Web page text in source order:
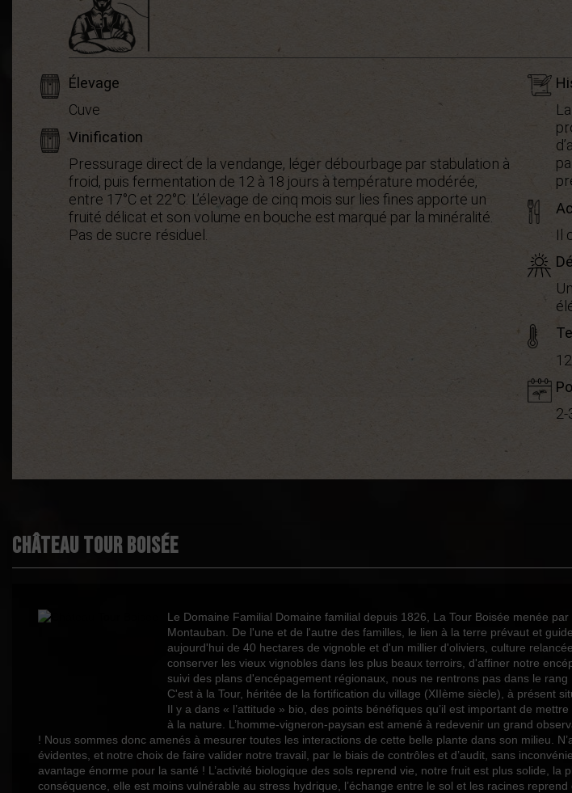
Élevage
Cuve
Vinification
Pressurage direct de la vendange, léger débourbage par stabulation à
froid, puis fermentation de 12 à 18 jours à température modérée,
entre 17°C et 22°C. L’élevage de cinq mois sur lies fines apporte un
fruité délicat et son volume en bouche est marqué par la minéralité.
Pas de sucre résiduel.
Il
2-
Épicé
Fruité
Blanc
2023
75cl
Château Tour Boisée
Le Domaine Familial Domaine familial depuis 1826, La Tour Boisée menée
Montauban. De l'une et de l'autre des familles, le lien à la terre prévaut et
aujourd'hui de 40 hectares de vignoble et d'un millier d'oliviers, culture
conserver les vieux vignobles dans les plus beaux terroirs, d'affiner notre
suivi des plans d'encépagement régionaux, nous ne rentrons pas dans le
C'est à la Tour, héritée de la fortification du village (XIIème siècle), à présent
Il y a dans « l’attitude » bio, des points bénéfiques qu’il est important de
à la nature. L’homme-vigneron-paysan est amené à redevenir un grand
! Nous sommes donc amenés à mesurer toutes les interactions de cette belle plante dans son milieu.
évidentes, et notre choix de faire valider notre travail, par le biais de contrôles et d’audit, sans
avantage énorme pour la santé ! L’activité biologique des sols reprend vie, notre fruit est plus solide,
conséquence, elle est moins vulnérable au stress hydrique, l’échange entre le sol et les racines